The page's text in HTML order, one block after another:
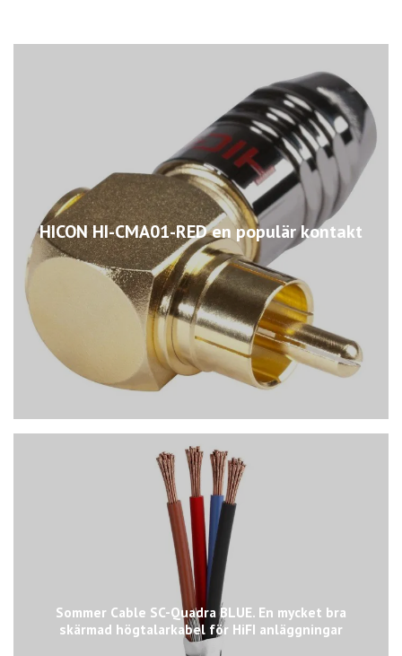
HICON HI-CMA01-RED en populär kontakt
Sommer Cable SC-Quadra BLUE. En mycket bra
skärmad högtalarkabel för HiFI anläggningar